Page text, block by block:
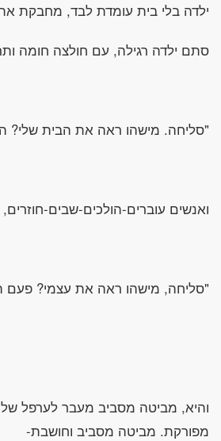
ילדה בלי בית עומדת לבד, מחבקת
סתם ילדה רגילה, עם חולצה חומה
"סליחה. מישהו ראה את הבית שלי?
ואנשים עוברים-הולכים-שבים-
"סליחה, מישהו ראה את עצמי? פעם
והיא, מביטה מסביב מעבר לערפל של
מפורקת. מביטה מסביב וחושבת-